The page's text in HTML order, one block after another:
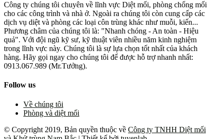
Công ty chúng tôi chuyên về lĩnh vực Diệt mối, phòng chống mối
cho các công trình và nhà ở. Ngoài ra chúng tôi còn cung cấp các
dịch vụ diệt và phòng các loại côn trùng khác như muỗi, kiến...
Phương châm của chúng tôi là: "Nhanh chóng - An toàn - Hiệu
quả". Với đội ngũ kỹ sư, kỹ thuật viên nhiều năm kinh nghiệm
trong lĩnh vực này. Chúng tôi là sự lựa chọn tốt nhất của khách
hàng. Hãy gọi ngay cho chúng tôi để được hỗ trợ nhanh nhất:
0913.067.989 (Mr.Tưởng).
Follow us
Về chúng tôi
Phòng và diệt mối
© Copyright 2019, Bản quyền thuộc về Công ty TNHH Diệt mối